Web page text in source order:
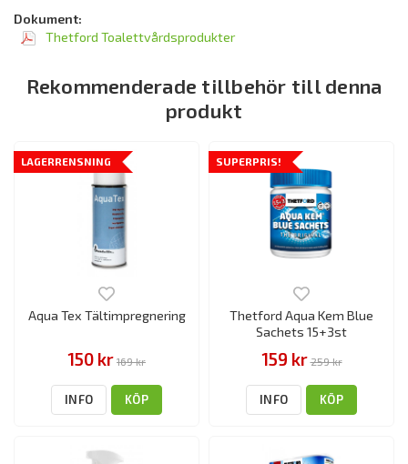
Dokument:
Thetford Toalettvårdsprodukter
Rekommenderade tillbehör till denna
produkt
LAGERRENSNING
Aqua Tex Tältimpregnering
150 kr 169 kr
INFO KÖP
SUPERPRIS!
Thetford Aqua Kem Blue
Sachets 15+3st
159 kr 259 kr
INFO KÖP